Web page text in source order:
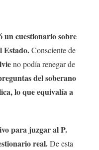
un cuestionario sobre
Estado.Consciente de
no podía renegar de
del soberano
lo que equivalía a
para juzgar al P.
real.De esta